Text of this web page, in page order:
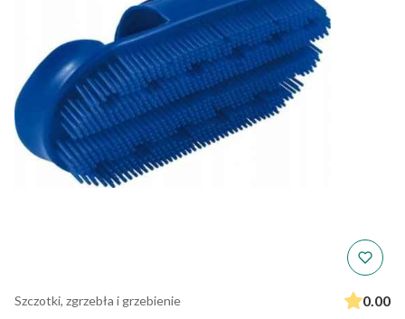
Szczotki, zgrzebła i grzebienie
0.00